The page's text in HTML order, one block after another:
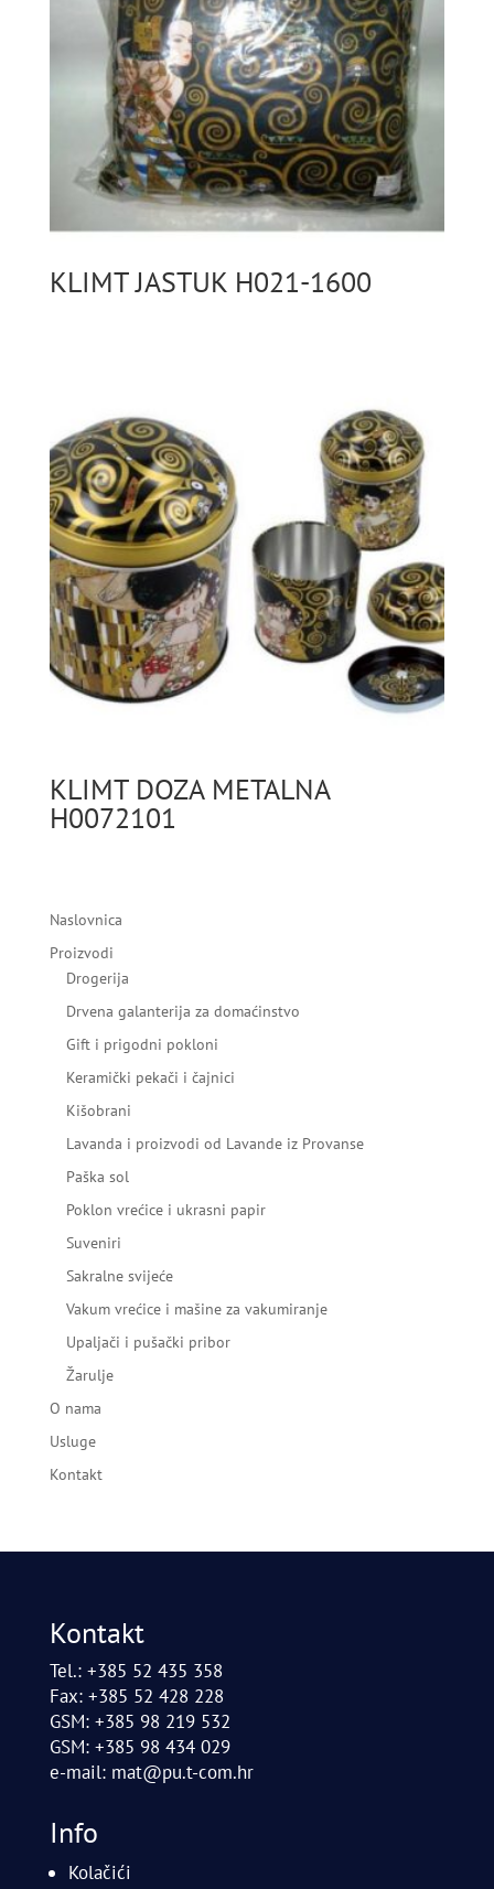
KLIMT JASTUK H021-1600
KLIMT DOZA METALNA
H0072101
Naslovnica
Proizvodi
Drogerija
Drvena galanterija za domaćinstvo
Gift i prigodni pokloni
Keramički pekači i čajnici
Kišobrani
Lavanda i proizvodi od Lavande iz Provanse
Paška sol
Poklon vrećice i ukrasni papir
Suveniri
Sakralne svijeće
Vakum vrećice i mašine za vakumiranje
Upaljači i pušački pribor
Žarulje
O nama
Usluge
Kontakt
Kontakt
Tel.: +385 52 435 358
Fax: +385 52 428 228
GSM: +385 98 219 532
GSM: +385 98 434 029
e-mail: mat@pu.t-com.hr
Info
Kolačići